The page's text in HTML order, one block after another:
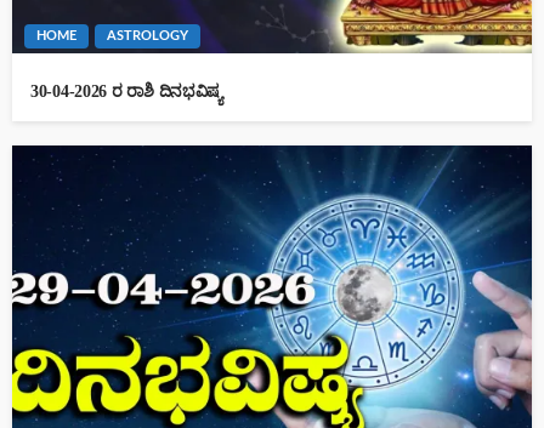
HOME ASTROLOGY
30-04-2026 ರ ರಾಶಿ ದಿನಭವಿಷ್ಯ